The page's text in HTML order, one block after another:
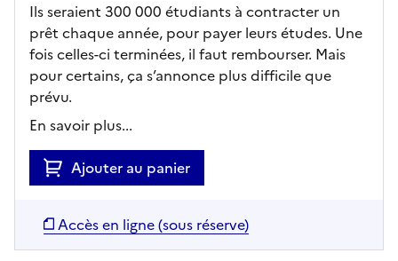
Ils seraient 300 000 étudiants à contracter un
prêt chaque année, pour payer leurs études. Une
fois celles-ci terminées, il faut rembourser. Mais
pour certains, ça s’annonce plus difficile que
prévu.
En savoir plus...
Ajouter au panier
Accès en ligne (sous réserve)